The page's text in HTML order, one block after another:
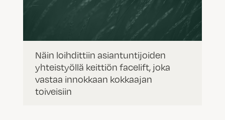
Näin loihdittiin asiantuntijoiden
yhteistyöllä keittiön facelift, joka
vastaa innokkaan kokkaajan
toiveisiin